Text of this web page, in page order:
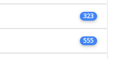
323
555